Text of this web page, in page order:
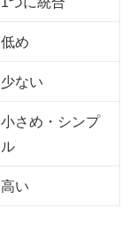
低め
少ない
小さめ・シンプ
ル
高い